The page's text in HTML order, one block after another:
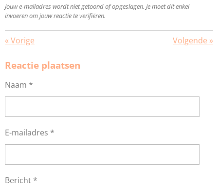
Jouw e-mailadres wordt niet getoond of opgeslagen. Je moet dit enkel
invoeren om jouw reactie te verifiëren.
« Vorige Volgende »
Reactie plaatsen
Naam *
E-mailadres *
Bericht *